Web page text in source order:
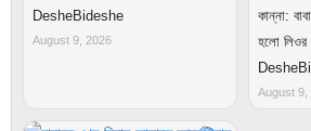
DesheBideshe
August 9, 2026
কান্না:
হলো লিওর
August 9,